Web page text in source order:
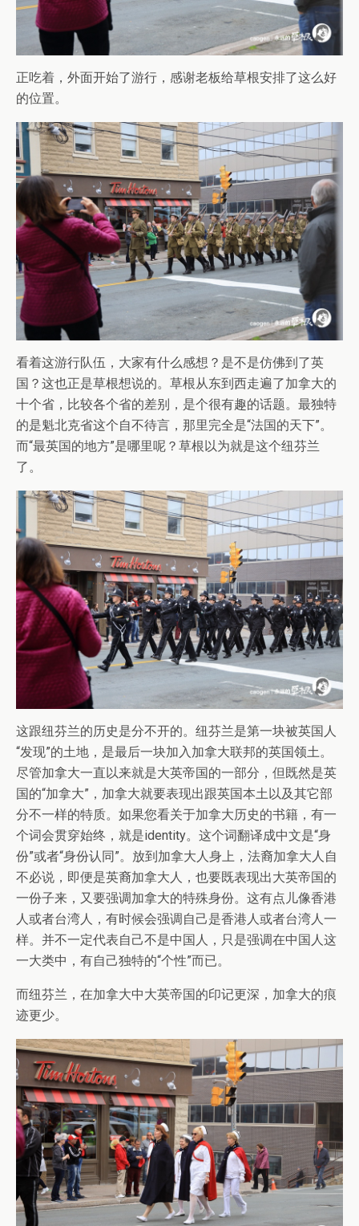
正吃着，外面开始了游行，感谢老板给草根安排了这么好
的位置。
看着这游行队伍，大家有什么感想？是不是仿佛到了英
国？这也正是草根想说的。草根从东到西走遍了加拿大的
十个省，比较各个省的差别，是个很有趣的话题。最独特
的是魁北克省这个自不待言，那里完全是“法国的天下”。
而“最英国的地方”是哪里呢？草根以为就是这个纽芬兰
了。
这跟纽芬兰的历史是分不开的。纽芬兰是第一块被英国人
“发现”的土地，是最后一块加入加拿大联邦的英国领土。
尽管加拿大一直以来就是大英帝国的一部分，但既然是英
国的“加拿大”，加拿大就要表现出跟英国本土以及其它部
分不一样的特质。如果您看关于加拿大历史的书籍，有一
个词会贯穿始终，就是identity。这个词翻译成中文是“身
份”或者“身份认同”。放到加拿大人身上，法裔加拿大人自
不必说，即便是英裔加拿大人，也要既表现出大英帝国的
一份子来，又要强调加拿大的特殊身份。这有点儿像香港
人或者台湾人，有时候会强调自己是香港人或者台湾人一
样。并不一定代表自己不是中国人，只是强调在中国人这
一大类中，有自己独特的“个性”而已。
而纽芬兰，在加拿大中大英帝国的印记更深，加拿大的痕
迹更少。